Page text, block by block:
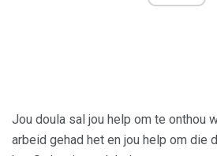
Jou doula sal jou help om te onthou
arbeid gehad het en jou help om die